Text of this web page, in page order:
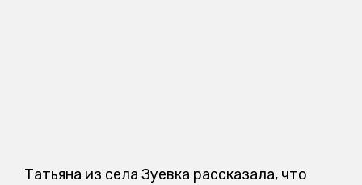
Татьяна из села Зуевка рассказала, что